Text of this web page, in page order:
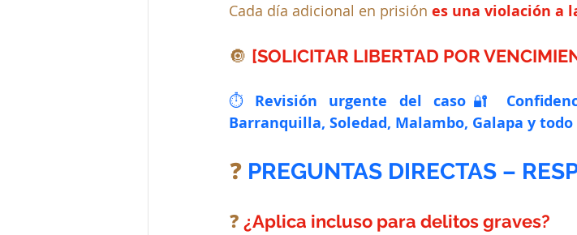
Cada día adicional en prisión es una violación a
🔘 [SOLICITAR LIBERTAD POR
⏱️ Revisión urgente del caso🔐
Barranquilla, Soledad, Malambo, Galapa y
❓ PREGUNTAS DIRECTAS –
❓ ¿Aplica incluso para delitos graves?